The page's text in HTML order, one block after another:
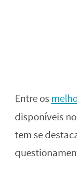
Entre os
disponíveis
tem se